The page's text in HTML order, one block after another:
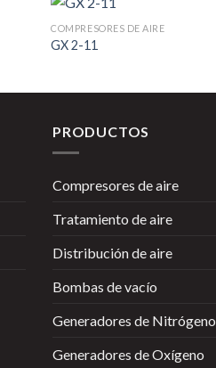
COMPRESORES DE AIRE
GX 2-11
PRODUCTOS
Compresores de aire
Tratamiento de aire
Distribución de aire
Bombas de vacío
Generadores de Nitrógeno
Generadores de Oxígeno